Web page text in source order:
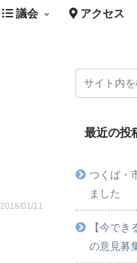
議会 アクセス
2018/01/11
最近の投
つくば・
ました
【今で
の意見募